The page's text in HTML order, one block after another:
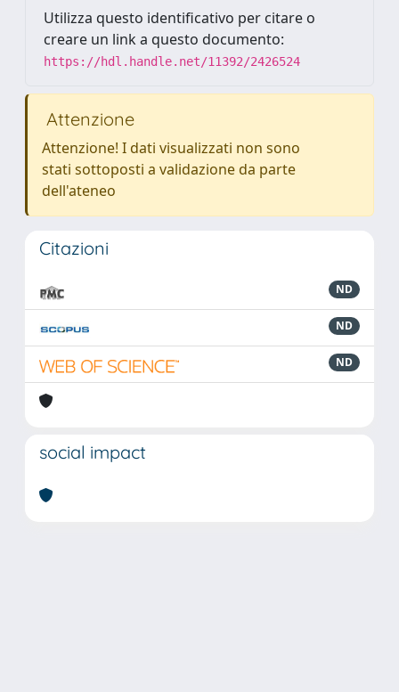
Utilizza questo identificativo per citare o
creare un link a questo documento:
https://hdl.handle.net/11392/2426524
Attenzione
Attenzione! I dati visualizzati non sono
stati sottoposti a validazione da parte
dell'ateneo
Citazioni
ND
ND
ND
social impact